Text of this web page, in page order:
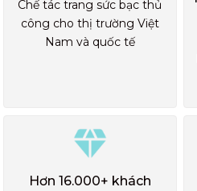
Chế tác trang sức bạc thủ
công cho thị trường Việt
Nam và quốc tế
Hơn 16.000+ khách